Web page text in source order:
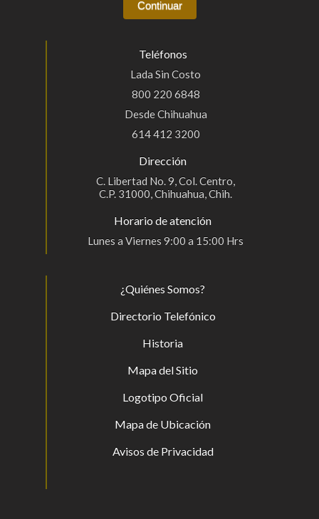
Teléfonos
Lada Sin Costo
800 220 6848
Desde Chihuahua
614 412 3200
Dirección
C. Libertad No. 9, Col. Centro,
C.P. 31000, Chihuahua, Chih.
Horario de atención
Lunes a Viernes 9:00 a 15:00 Hrs
¿Quiénes Somos?
Directorio Telefónico
Historia
Mapa del Sitio
Logotipo Oficial
Mapa de Ubicación
Avisos de Privacidad